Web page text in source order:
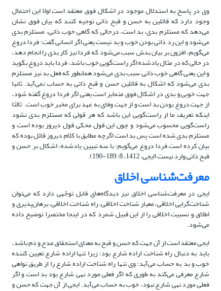
وی در پاسخ به استدلال موجود در اشکال فوق معتقد است اولا این احتمال
وجود دارد که قائلین به حسن و قبح ذاتی توجیه کنند که بیان فوق نشان
می‌دهد که مستلزم بدی، بد است، درحالی که گاهی خوب ذاتی، مستلزم بدی
می‌شود و این رد ذاتی بودن خوب و بد نیست یعنی اگر انسانی گفت: فردا دروغ
می‌گویم، افزون بر بیان بدش سبب می‌شود که فردا نیز کار بدی را انجام دهد،
در حالی که در مثال یادشده اگر راست‌گویی خوب باشد، فردا باید دروغ بگوید
و این یعنی گاهی خوب ذاتی سبب بدی می‌شود همانطور که فعل بد نیز مستلزم
بدی می‌شود که اشکال به قائلین حسن و قبح ذاتی به حساب نمی‌آید. ثانیا
جهت خوبی و بدی در اشکال فوق متمایز است یعنی اگر فردا دروغ گفته شود،
از جهت دروغ بودن بد است و از جهت وفای به عهد برای مخبر خوب است. ثالثا
اینکه تعریف ما از راست‌گویی این باشد که هر قولی که مستلزم بدی نشود
راست‌گویی محسوب می‌شود و چون این قول محکی قول دیروز بوده است و
مستلزم بدی شده است پس بد است اگرچه مطابق با کلام دیروز قائل بوده که
بیان کرده است فردا دروغ می‌گویم؛ با سه تبیین یادشده، اشکال بر حسن و
قبح ذاتی وارد نیست (ایجی، 1412، 8: 189-190).
معرفتشناسی اخلاق
ایجی در معرفت‌شناسی اخلاق نیز دیدگاه‌های قابل توجّهی دارد که می‌توان
شناخت‌گرایی اخلاقی، معیار شناخت اخلاقی، راه شناخت اخلاقی، برهان‌پذیری و
اطلاق و نسبیت اخلاقی را از این قبیل شمرد که در اینجا مختصرا توضیح داده
می‌شود.
ایجی معتقد است از آن جهت که حسن و قبح به معنای استحقاق مدح و ذم باشد،
باید به دنبال راه شناخت اراده شارع بود؛ زیرا تنها اراده شارع تعیین کننده
خوب و بد به حساب می‌آید؛ وی تنها راه شناخت اراده شارع را از طریق نواهی
شارع معرفی می‌کند به طوری که اگر فعلی مورد نهی شارع بود بد است و اگر
فعلی مورد نهی شارع نبود، خوب به حساب می‌آید. ایجی از آن جهت که حسن و